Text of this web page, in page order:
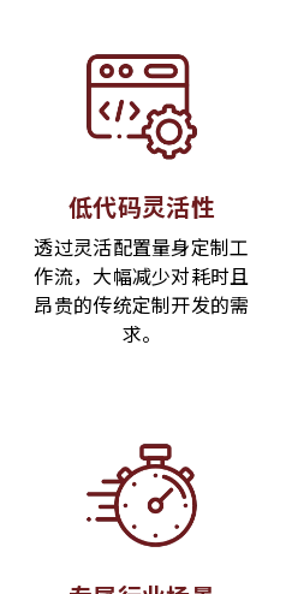
低代码灵活性
透过灵活配置量身定制工
作流，大幅减少对耗时且
昂贵的传统定制开发的需
求。